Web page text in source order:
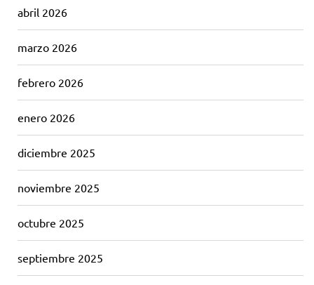
abril 2026
marzo 2026
febrero 2026
enero 2026
diciembre 2025
noviembre 2025
octubre 2025
septiembre 2025